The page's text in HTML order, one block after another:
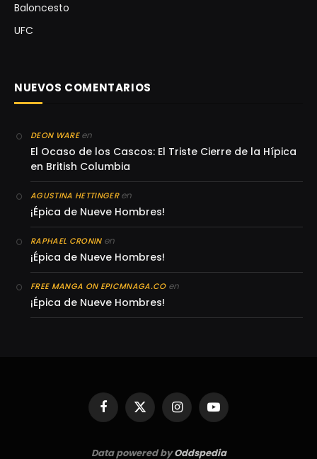
Baloncesto
UFC
NUEVOS COMENTARIOS
DEON WAREen
El Ocaso de los Cascos: El Triste Cierre de la Hípica
en British Columbia
AGUSTINA HETTINGERen
¡Épica de Nueve Hombres!
RAPHAEL CRONINen
¡Épica de Nueve Hombres!
FREE MANGA ON EPICMNAGA.COen
¡Épica de Nueve Hombres!
Facebook
X
(Twitter)
InstagramYouTube
Data powered byOddspedia